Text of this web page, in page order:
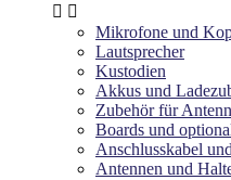
 
Mikrofone und
Lautsprecher
Kustodien
Akkus und
Zubehör für
Boards und
Anschlusskabel
Antennen und